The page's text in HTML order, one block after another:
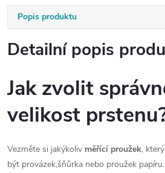
Popis produktu
Detailní popis
Jak zvolit
velikost
Vezměte si jakýkoliv měřící proužek,
být provázek,šňůrka nebo proužek